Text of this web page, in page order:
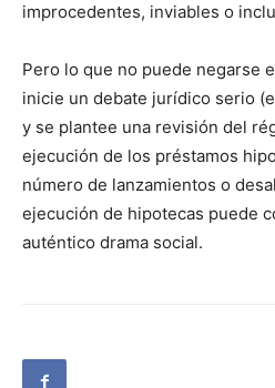
improcedentes, inviables o
Pero lo que no puede negarse
inicie un debate jurídico serio
y se plantee una revisión del
ejecución de los préstamos
número de lanzamientos o
ejecución de hipotecas puede
auténtico drama social.